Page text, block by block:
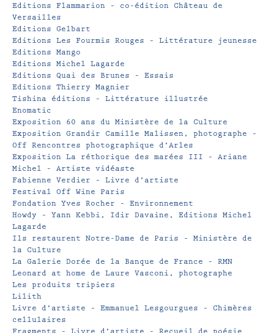
Editions Flammarion – co-édition Château de
Versailles
Editions Gelbart
Editions Les Fourmis Rouges – Littérature jeunesse
Editions Mango
Editions Michel Lagarde
Editions Quai des Brunes – Essais
Editions Thierry Magnier
Tishina éditions – Littérature illustrée
Enomatic
Exposition 60 ans du Ministère de la Culture
Exposition Grandir Camille Malissen, photographe –
Off Rencontres photographique d’Arles
Exposition La réthorique des marées III – Ariane
Michel – Artiste vidéaste
Fabienne Verdier – Livre d’artiste
Festival Off Wine Paris
Fondation Yves Rocher – Environnement
Howdy – Yann Kebbi, Idir Davaine, Editions Michel
Lagarde
Ils restaurent Notre-Dame de Paris – Ministère de
la Culture
La Galerie Dorée de la Banque de France – RMN
Leonard at home de Laure Vasconi, photographe
Les produits tripiers
Lilith
Livre d’artiste – Emmanuel Lesgourgues – Chimères
cellulaires